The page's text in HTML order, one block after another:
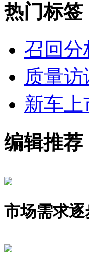
热门标签
召回分
质量访
新车上
编辑推荐
市场需求逐